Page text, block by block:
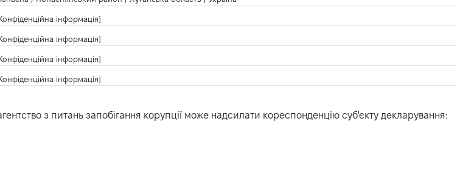
інформація]
інформація]
інформація]
інформація]
з питань запобігання корупції може надсилати кореспонденцію суб'єкту декларування: